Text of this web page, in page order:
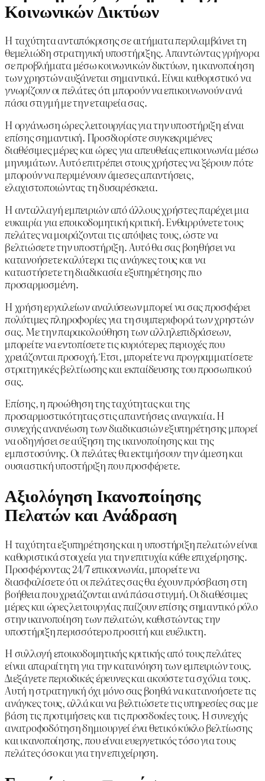
Κοινωνικών Δικτύων
Η ταχύτητα ανταπόκρισης σε αιτήματα περιλαμβάνει τη
θεμελιώδη στρατηγική υποστήριξης. Απαντώντας γρήγορα
σε προβλήματα μέσω κοινωνικών δικτύων, η ικανοποίηση
των χρηστών αυξάνεται σημαντικά. Είναι καθοριστικό να
γνωρίζουν οι πελάτες ότι μπορούν να επικοινωνούν ανά
πάσα στιγμή με την εταιρεία σας.
Η οργάνωση ώρες λειτουργίας για την υποστήριξη είναι
επίσης σημαντική. Προσδιορίστε συγκεκριμένες
διαθέσιμες μέρες και ώρες για απευθείας επικοινωνία μέσω
μηνυμάτων. Αυτό επιτρέπει στους χρήστες να ξέρουν πότε
μπορούν να περιμένουν άμεσες απαντήσεις,
ελαχιστοποιώντας τη δυσαρέσκεια.
Η ανταλλαγή εμπειριών από άλλους χρήστες παρέχει μια
ευκαιρία για εποικοδομητική κριτική. Ενθαρρύνετε τους
πελάτες να μοιράζονται τις απόψεις τους, ώστε να
βελτιώσετε την υποστήριξη. Αυτό θα σας βοηθήσει να
κατανοήσετε καλύτερα τις ανάγκες τους και να
καταστήσετε τη διαδικασία εξυπηρέτησης πιο
προσαρμοσμένη.
Η χρήση εργαλείων αναλύσεων μπορεί να σας προσφέρει
πολύτιμες πληροφορίες για τη συμπεριφορά των χρηστών
σας. Με την παρακολούθηση των αλληλεπιδράσεων,
μπορείτε να εντοπίσετε τις κυριότερες περιοχές που
χρειάζονται προσοχή. Έτσι, μπορείτε να προγραμματίσετε
στρατηγικές βελτίωσης και εκπαίδευσης του προσωπικού
σας.
Επίσης, η προώθηση της ταχύτητας και της
προσαρμοστικότητας στις απαντήσεις αναγκαία. Η
συνεχής ανανέωση των διαδικασιών εξυπηρέτησης μπορεί
να οδηγήσει σε αύξηση της ικανοποίησης και της
εμπιστοσύνης. Οι πελάτες θα εκτιμήσουν την άμεση και
ουσιαστική υποστήριξη που προσφέρετε.
Αξιολόγηση Ικανοποίησης
Πελατών και Ανάδραση
Η ταχύτητα εξυπηρέτησης και η υποστήριξη πελατών είναι
καθοριστικά στοιχεία για την επιτυχία κάθε επιχείρησης.
Προσφέροντας 24/7 επικοινωνία, μπορείτε να
διασφαλίσετε ότι οι πελάτες σας θα έχουν πρόσβαση στη
βοήθεια που χρειάζονται ανά πάσα στιγμή. Οι διαθέσιμες
μέρες και ώρες λειτουργίας παίζουν επίσης σημαντικό ρόλο
στην ικανοποίηση των πελατών, καθιστώντας την
υποστήριξη περισσότερο προσιτή και ευέλικτη.
Η συλλογή εποικοδομητικής κριτικής από τους πελάτες
είναι απαραίτητη για την κατανόηση των εμπειριών τους.
Διεξάγετε περιοδικές έρευνες και ακούστε τα σχόλια τους.
Αυτή η στρατηγική όχι μόνο σας βοηθά να κατανοήσετε τις
ανάγκες τους, αλλά και να βελτιώσετε τις υπηρεσίες σας με
βάση τις προτιμήσεις και τις προσδοκίες τους. Η συνεχής
ανατροφοδότηση δημιουργεί ένα θετικό κύκλο βελτίωσης
και ικανοποίησης, που είναι ευεργετικός τόσο για τους
πελάτες όσο και για την επιχείρηση.